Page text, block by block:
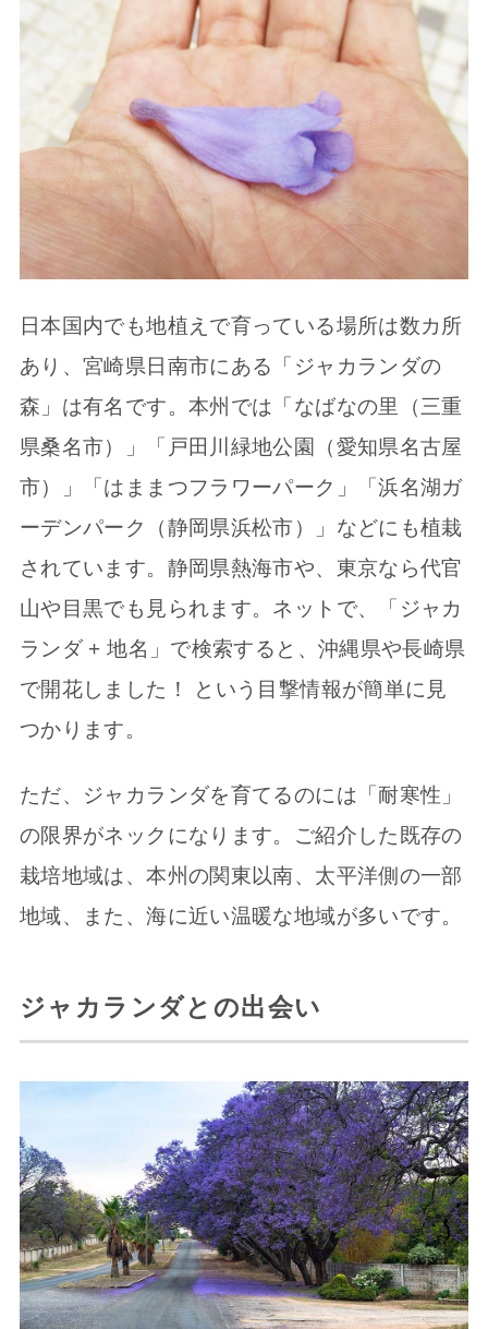
日本国内でも地植えで育っている場所は数カ所
あり、宮崎県日南市にある「ジャカランダの
森」は有名です。本州では「なばなの里（三重
県桑名市）」「戸田川緑地公園（愛知県名古屋
市）」「はままつフラワーパーク」「浜名湖ガ
ーデンパーク（静岡県浜松市）」などにも植栽
されています。静岡県熱海市や、東京なら代官
山や目黒でも見られます。ネットで、「ジャカ
ランダ + 地名」で検索すると、沖縄県や長崎県
で開花しました！ という目撃情報が簡単に見
つかります。
ただ、ジャカランダを育てるのには「耐寒性」
の限界がネックになります。ご紹介した既存の
栽培地域は、本州の関東以南、太平洋側の一部
地域、また、海に近い温暖な地域が多いです。
ジャカランダとの出会い